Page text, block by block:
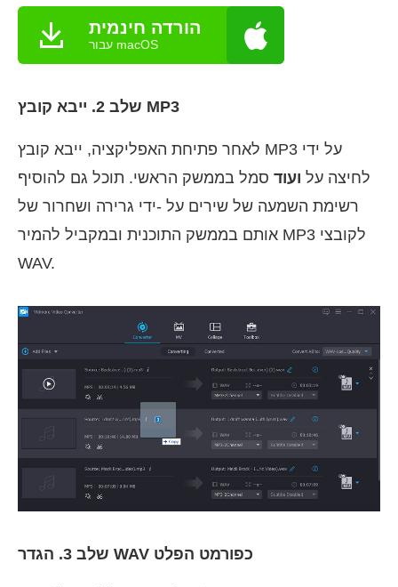
הורדה חינמית
עבור macOS
שלב 2. ייבא קובץ MP3
לאחר פתיחת האפליקציה, ייבא קובץ MP3 על ידי
לחיצה על ועוד סמל בממשק הראשי. תוכל גם להוסיף
רשימת השמעה של שירים על -ידי גרירה ושחרור של
אותם בממשק התוכנית ובמקביל להמיר MP3 לקובצי
WAV.
שלב 3. הגדר WAV כפורמט הפלט